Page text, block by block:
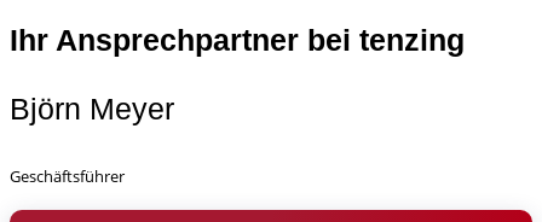
Ihr Ansprechpartner bei tenzing
Björn Meyer
Geschäftsführer